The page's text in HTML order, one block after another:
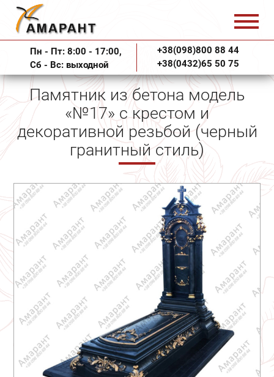
Пн - Пт: 8:00 - 17:00,
Сб - Вс: выходной
+38(098)800 88 44
+38(0432)65 50 75
Памятник из бетона модель
«№17» с крестом и
декоративной резьбой (черный
гранитный стиль)